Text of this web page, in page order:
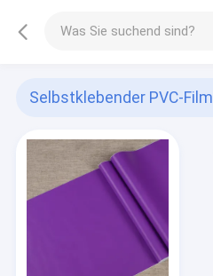
Selbstklebender PVC-Film